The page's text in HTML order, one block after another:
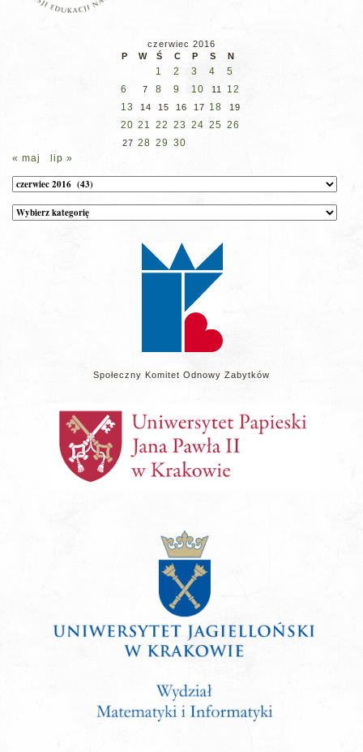
czerwiec 2016
P
W Ś C P S N
1 2 3 4
5
6
7 8 9 10 11
12
13
14 15 16 17 18 19
20 21 22 23 24 25 26
27 28 29 30
« maj
lip »
Archiwum
Kategorie
wpisów
Społeczny Komitet Odnowy Zabytków